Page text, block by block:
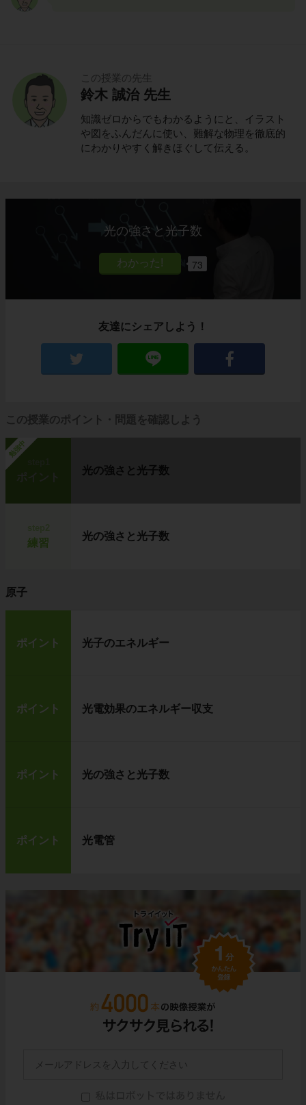
この授業の先生
鈴木 誠治 先生
知識ゼロからでもわかるようにと、イラスト
や図をふんだんに使い、難解な物理を徹底的
にわかりやすく解きほぐして伝える。
光の強さと光子数
73
友達にシェアしよう！
この授業のポイント・問題を確認しよう
勉強中
ポイント
光の強さと光子数
練習
光の強さと光子数
原子
ポイント 光子のエネルギー
ポイント 光電効果のエネルギー収支
ポイント 光の強さと光子数
ポイント 光電管